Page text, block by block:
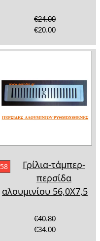
€24.00
€20.00
58
Γρίλια-τάμπερ-
περσίδα
αλουμινίου 56,0Χ7,5
€40.80
€34.00